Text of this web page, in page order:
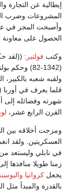
إيطالية عن التجارة
المشروعات وضرب
وأصبحت المجر في
الحصول على معاونة
وكتب فولتير : ((لقد
(1342-82)
ولقبه شعبه
قلما يعرف في أوربا
شهرته وفضائله إلى
القرن الرابع عشر،
ومزجت أخلاقه بين
العسكريتين. ولقد
في نابلي وليستعد من
زمنا طويلا منافذها
يجعل كرواتيا
بالقدرة والمبدأ مثل